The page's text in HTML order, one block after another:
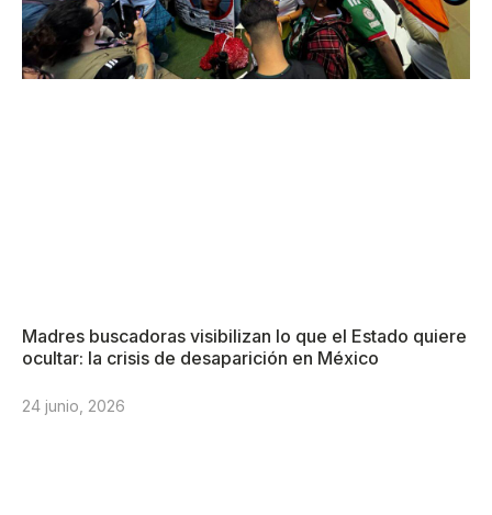
Madres buscadoras visibilizan lo que el Estado quiere
ocultar: la crisis de desaparición en México
24 junio, 2026